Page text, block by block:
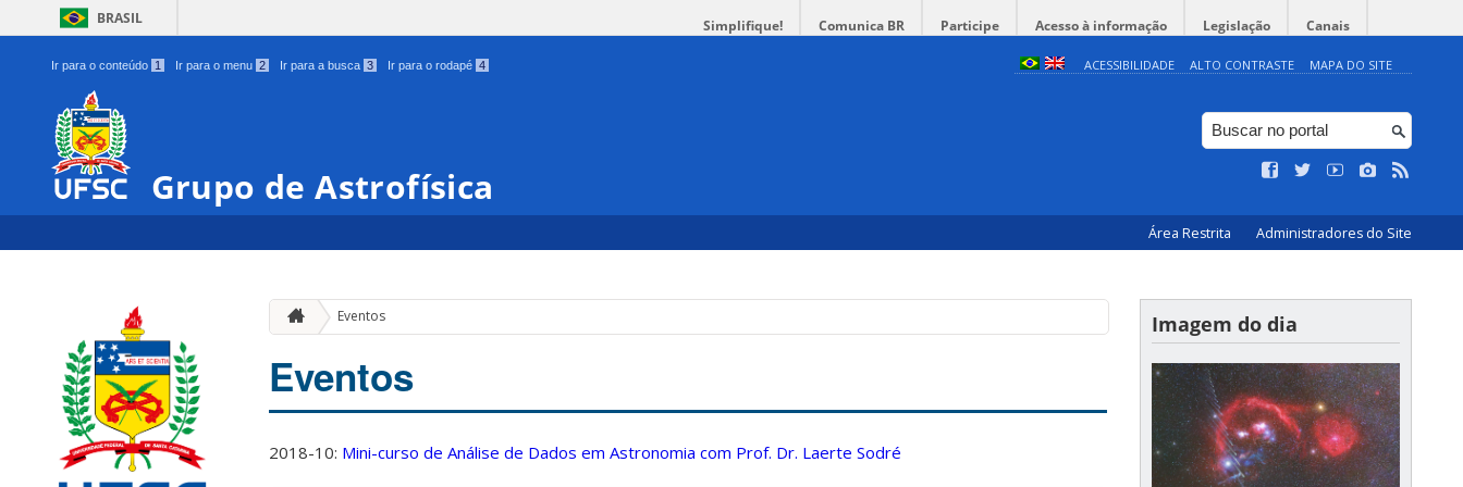
BRASIL Simplifique! Comunica BR Participe Acesso à informação Legislação Canais
Ir para o conteúdo 1 Ir para o menu 2 Ir para a busca 3 Ir para o rodapé 4 ACESSIBILIDADE ALTO CONTRASTE MAPA DO SITE
Grupo de Astrofísica
Área Restrita Administradores do Site
Eventos
Eventos
2018-10: Mini-curso de Análise de Dados em Astronomia com Prof. Dr. Laerte Sodré
Imagem do dia